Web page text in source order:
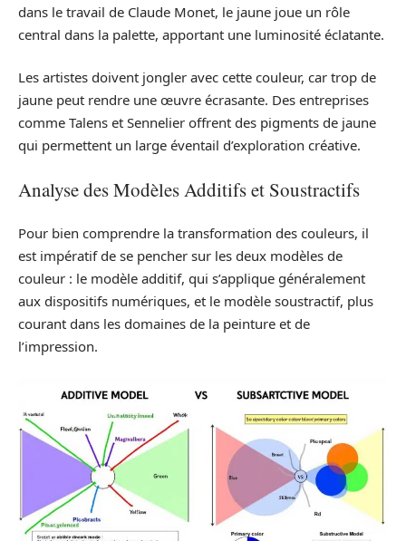
dans le travail de Claude Monet, le jaune joue un rôle
central dans la palette, apportant une luminosité éclatante.
Les artistes doivent jongler avec cette couleur, car trop de
jaune peut rendre une œuvre écrasante. Des entreprises
comme Talens et Sennelier offrent des pigments de jaune
qui permettent un large éventail d’exploration créative.
Analyse des Modèles Additifs et Soustractifs
Pour bien comprendre la transformation des couleurs, il
est impératif de se pencher sur les deux modèles de
couleur : le modèle additif, qui s’applique généralement
aux dispositifs numériques, et le modèle soustractif, plus
courant dans les domaines de la peinture et de
l’impression.